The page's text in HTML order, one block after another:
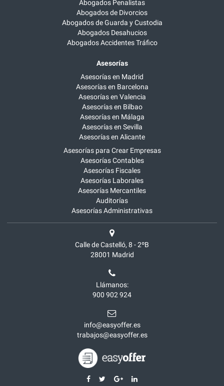
Abogados Penalistas
Abogados de Divorcios
Abogados de Guarda y Custodia
Abogados Desahucios
Abogados Accidentes Tráfico
Asesorías
Asesorías en Madrid
Asesorías en Barcelona
Asesorías en Valencia
Asesorías en Bilbao
Asesorías en Málaga
Asesorías en Sevilla
Asesorías en Alicante
Asesorías para Crear Empresas
Asesorías Contables
Asesorías Fiscales
Asesorías Laborales
Asesorías Mercantiles
Auditorías
Asesorías Administrativas
Calle de Castelló, 8 - 2ºB
28001 Madrid
Llámanos:
900 902 924
info@easyoffer.es
trabajos@easyoffer.es